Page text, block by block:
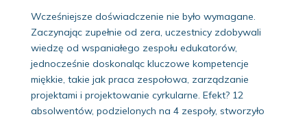
Wcześniejsze doświadczenie nie było wymagane.
Zaczynając zupełnie od zera, uczestnicy zdobywali
wiedzę od wspaniałego zespołu edukatorów,
jednocześnie doskonaląc kluczowe kompetencje
miękkie, takie jak praca zespołowa, zarządzanie
projektami i projektowanie cyrkularne. Efekt? 12
absolwentów, podzielonych na 4 zespoły, stworzyło